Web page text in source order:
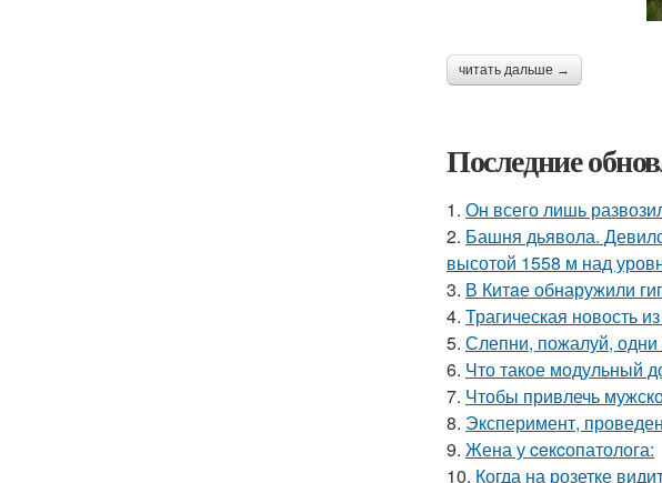
читать дальше →
Последние
1. Он всего лишь
2. Башня дьявола.
высотой 1558 м над
3. В Китaе обнаружили
4. Трагическая новость
5. Слепни, пожалуй, одни
6. Что такое модульный
7. Чтобы привлечь
8. Эксперимент,
9. Жена у ceкcопатолога:
10. Когда на розетке